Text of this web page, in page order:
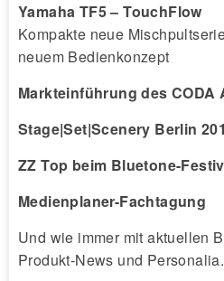
Yamaha TF5 – TouchFlow
Kompakte neue
neuem Bedienkonzept
Markteinführung des CODA
Stage|Set|Scenery Berlin
ZZ Top beim Bluetone-
Medienplaner-Fachtagung
Und wie immer mit aktuellen
Produkt-News und Personalia.